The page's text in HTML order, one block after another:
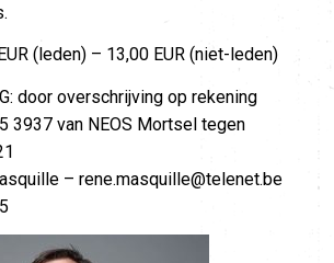
(leden) – 13,00 EUR (niet-leden)
door overschrijving op rekening
3937 van NEOS Mortsel tegen
– rene.masquille@telenet.be